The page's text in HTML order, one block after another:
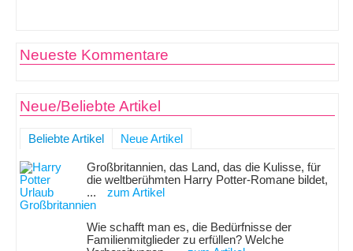
Neueste Kommentare
Neue/Beliebte Artikel
Beliebte Artikel Neue Artikel
Großbritannien, das Land, das die Kulisse, für
die weltberühmten Harry Potter-Romane bildet,
...
zum Artikel
Wie schafft man es, die Bedürfnisse der
Familienmitglieder zu erfüllen? Welche